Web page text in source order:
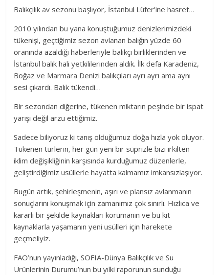
Balıkçılık av sezonu başlıyor, İstanbul Lüfer’ine hasret…
2010 yılından bu yana konuştuğumuz denizlerimizdeki
tükenişi, geçtiğimiz sezon avlanan balığın yüzde 60
oranında azaldığı haberleriyle balıkçı birliklerinden ve
İstanbul balık hali yetkililerinden aldık. İlk defa Karadeniz,
Boğaz ve Marmara Denizi balıkçıları ayrı ayrı ama aynı
sesi çıkardı. Balık tükendi…
Bir sezondan diğerine, tükenen miktarın peşinde bir ispat
yarışı değil arzu ettiğimiz.
Sadece biliyoruz ki tanış olduğumuz doğa hızla yok oluyor.
Tükenen türlerin, her gün yeni bir süprizle bizi irkilten
iklim değişikliğinin karşısında kurduğumuz düzenlerle,
geliştirdiğimiz usüllerle hayatta kalmamız imkansızlaşıyor.
Bugün artık, şehirleşmenin, aşırı ve plansız avlanmanın
sonuçlarını konuşmak için zamanımız çok sınırlı. Hızlıca ve
kararlı bir şekilde kaynakları korumanın ve bu kıt
kaynaklarla yaşamanın yeni usülleri için harekete
geçmeliyiz.
FAO’nun yayınladığı, SOFIA-Dünya Balıkçılık ve Su
Ürünlerinin Durumu’nun bu yılki raporunun sunduğu